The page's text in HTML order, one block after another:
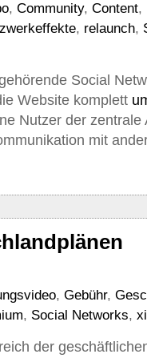
, Community, Content,
, relaunch,
Social
Website komplett
Nutzer der zentrale
mit
, Gebühr,
, Social Networks,
der